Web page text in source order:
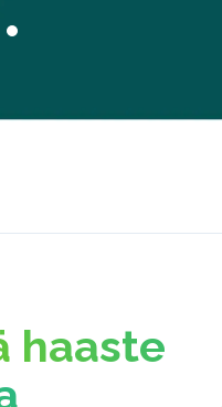
haaste